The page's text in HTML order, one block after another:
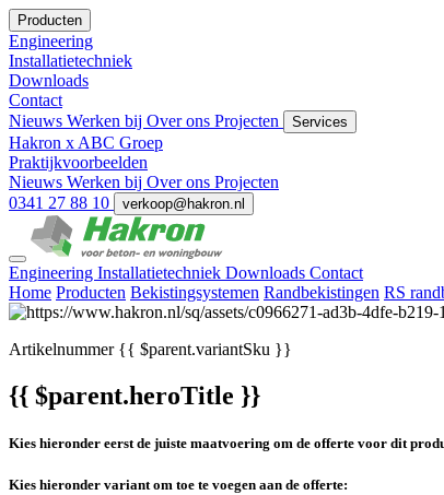
Producten
Engineering
Installatietechniek
Downloads
Contact
Nieuws Werken bij Over ons Projecten Services
Hakron x ABC Groep
Praktijkvoorbeelden
Nieuws Werken bij Over ons Projecten
0341 27 88 10
verkoop@hakron.nl
Engineering Installatietechniek Downloads Contact
Home Producten Bekistingsystemen Randbekistingen RS
Artikelnummer{{ $parent.variantSku }}
{{ $parent.heroTitle }}
Kies hieronder eerst de juiste maatvoering om de offerte voor dit
Kies hieronder variant om toe te voegen aan de offerte: